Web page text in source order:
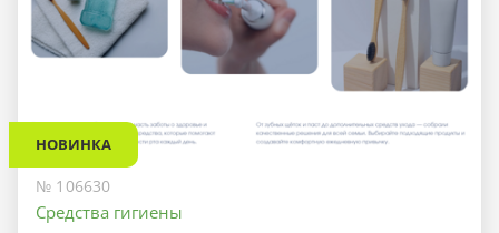
НОВИНКА
№ 106630
Средства гигиены